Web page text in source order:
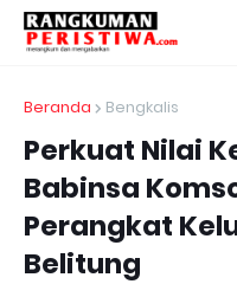
Beranda Bengkalis
Perkuat Nilai
Babinsa
Perangkat
Belitung